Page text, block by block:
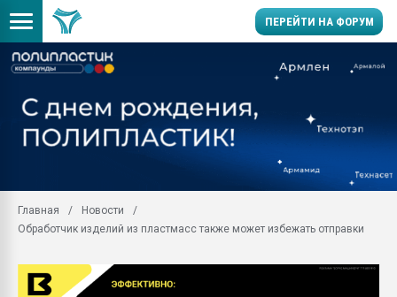
ПЕРЕЙТИ НА ФОРУМ
Вакуум-формовочные
28.07.2026
Главная
Новости
Обработчик изделий из пластмасс также может избежать отправки